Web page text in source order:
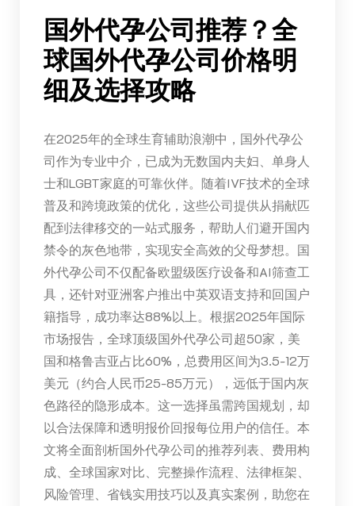
国外代孕公司推荐？全
球国外代孕公司价格明
细及选择攻略
在2025年的全球生育辅助浪潮中，国外代孕公
司作为专业中介，已成为无数国内夫妇、单身人
士和LGBT家庭的可靠伙伴。随着IVF技术的全球
普及和跨境政策的优化，这些公司提供从捐献匹
配到法律移交的一站式服务，帮助人们避开国内
禁令的灰色地带，实现安全高效的父母梦想。国
外代孕公司不仅配备欧盟级医疗设备和AI筛查工
具，还针对亚洲客户推出中英双语支持和回国户
籍指导，成功率达88%以上。根据2025年国际
市场报告，全球顶级国外代孕公司超50家，美
国和格鲁吉亚占比60%，总费用区间为3.5-12万
美元（约合人民币25-85万元），远低于国内灰
色路径的隐形成本。这一选择虽需跨国规划，却
以合法保障和透明报价回报每位用户的信任。本
文将全面剖析国外代孕公司的推荐列表、费用构
成、全球国家对比、完整操作流程、法律框架、
风险管理、省钱实用技巧以及真实案例，助您在